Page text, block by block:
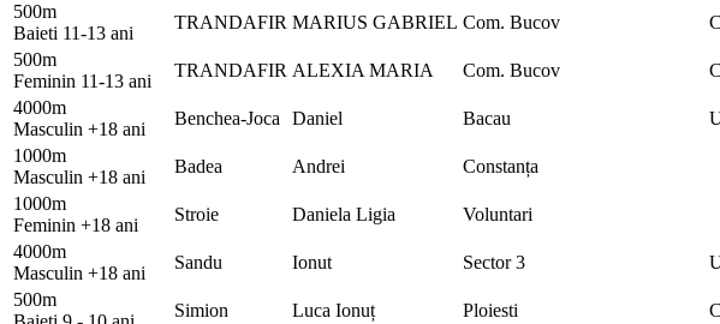
500m
Baieti 11-13 ani
TRANDAFIR MARIUS GABRIEL Com. Bucov
500m
Feminin 11-13 ani
TRANDAFIR ALEXIA MARIA Com. Bucov
4000m
Masculin +18 ani
Benchea-Joca Daniel Bacau
1000m
Masculin +18 ani
Badea Andrei Constanța
1000m
Feminin +18 ani
Stroie Daniela Ligia Voluntari
4000m
Masculin +18 ani
Sandu Ionut Sector 3
500m
Simion Luca Ionuț Ploiesti